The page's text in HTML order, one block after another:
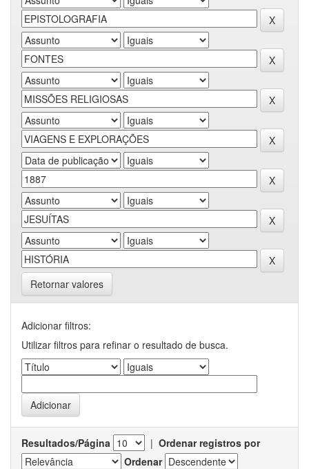
Retornar valores
Adicionar filtros:
Utilizar filtros para refinar o resultado de busca.
Resultados/Página | Ordenar registros por
Ordenar